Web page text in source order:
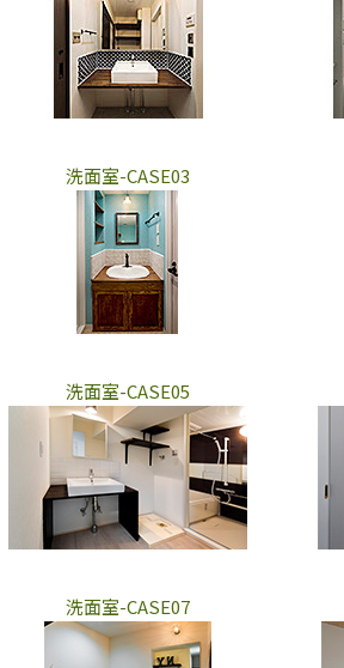
洗面室-CASE03
洗面室-CASE05
洗面室-CASE07